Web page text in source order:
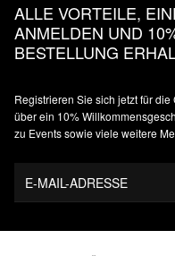
ALLE VORTEILE,
ANMELDEN UND
BESTELLUNG
Registrieren Sie sich jetzt für
über ein 10%
zu Events sowie viele weitere
E-MAIL-ADRESSE